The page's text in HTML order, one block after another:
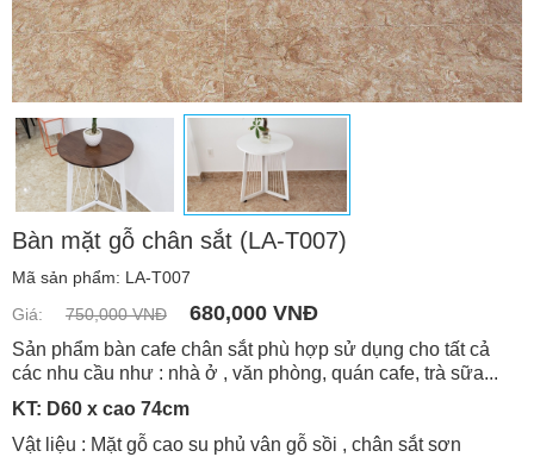
Bàn mặt gỗ chân sắt (LA-T007)
Mã sản phẩm: LA-T007
Giá:
750,000 VNĐ 680,000 VNĐ
Sản phẩm bàn cafe chân sắt phù hợp sử dụng cho tất cả
các nhu cầu như : nhà ở , văn phòng, quán cafe, trà sữa...
KT: D60 x cao 74cm
Vật liệu : Mặt gỗ cao su phủ vân gỗ sồi , chân sắt sơn